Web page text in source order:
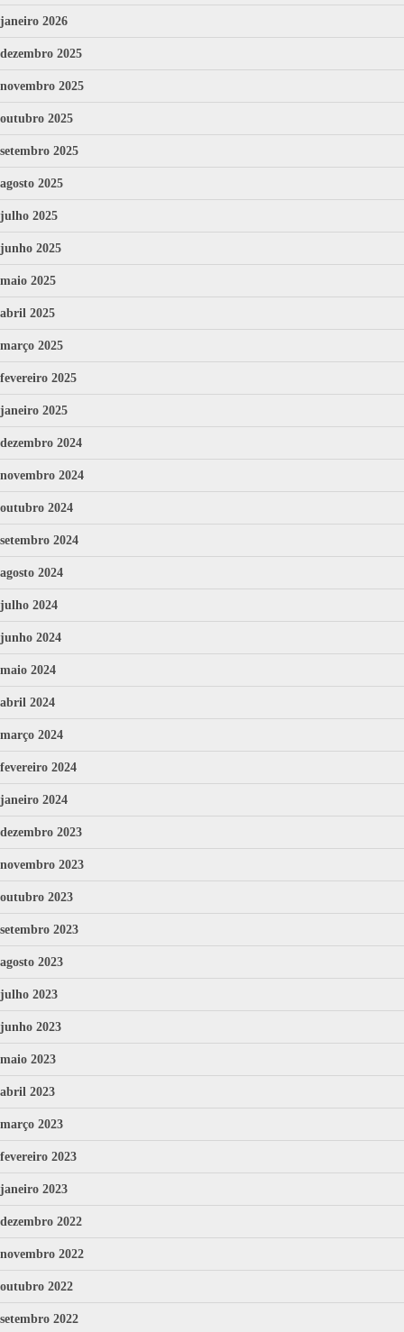
janeiro 2026
dezembro 2025
novembro 2025
outubro 2025
setembro 2025
agosto 2025
julho 2025
junho 2025
maio 2025
abril 2025
março 2025
fevereiro 2025
janeiro 2025
dezembro 2024
novembro 2024
outubro 2024
setembro 2024
agosto 2024
julho 2024
junho 2024
maio 2024
abril 2024
março 2024
fevereiro 2024
janeiro 2024
dezembro 2023
novembro 2023
outubro 2023
setembro 2023
agosto 2023
julho 2023
junho 2023
maio 2023
abril 2023
março 2023
fevereiro 2023
janeiro 2023
dezembro 2022
novembro 2022
outubro 2022
setembro 2022